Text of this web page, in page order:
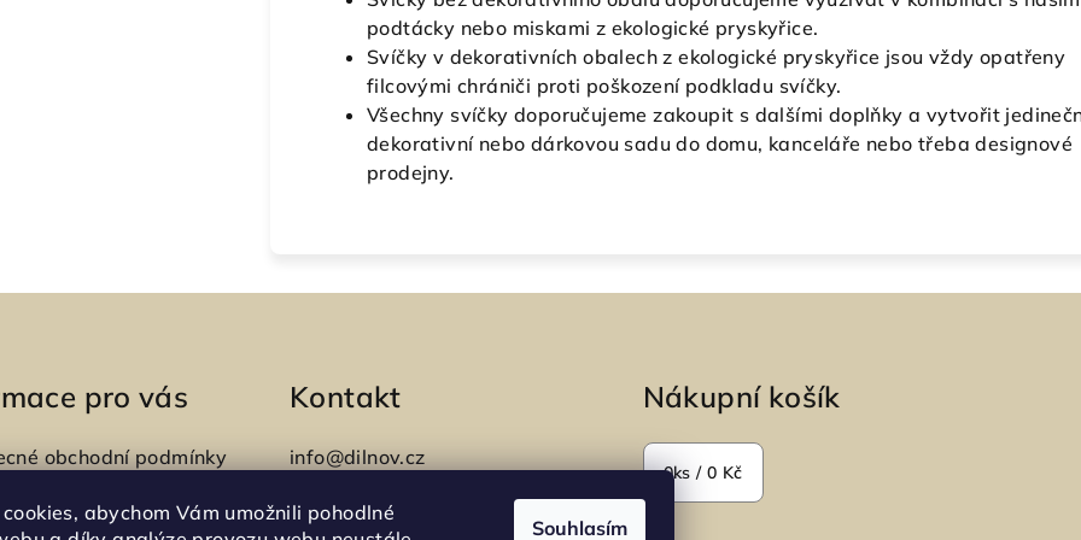
abychom Vám umožnili pohodlné
Souhlasím
podtácky nebo miskami z ekologické pryskyřice.
Svíčky v dekorativních obalech z ekologické pryskyřice jsou vždy opatřeny
filcovými chrániči proti poškození podkladu svíčky.
Všechny svíčky doporučujeme zakoupit s dalšími doplňky a vytvořit
dekorativní nebo dárkovou sadu do domu, kanceláře nebo třeba designové
prodejny.
pro vás
obchodní podmínky
Kontakt
info@dilnov.cz
Nákupní košík
0ks / 0 Kč